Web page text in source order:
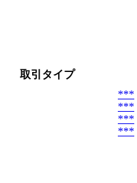
取引タイプ
***
***
***
***